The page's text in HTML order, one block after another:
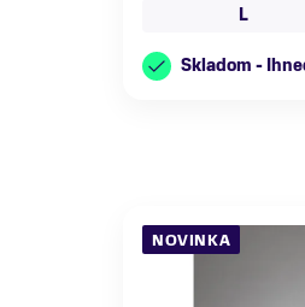
L
Skladom -
NOVINKA